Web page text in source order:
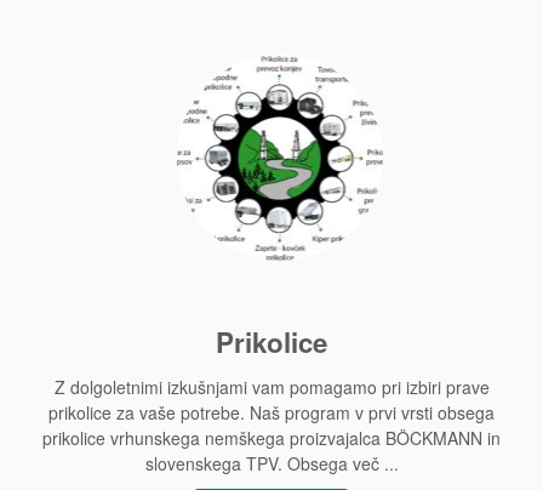
Prikolice
Z dolgoletnimi izkušnjami vam pomagamo pri izbiri prave
prikolice za vaše potrebe. Naš program v prvi vrsti obsega
prikolice vrhunskega nemškega proizvajalca BÖCKMANN in
slovenskega TPV. Obsega več ...